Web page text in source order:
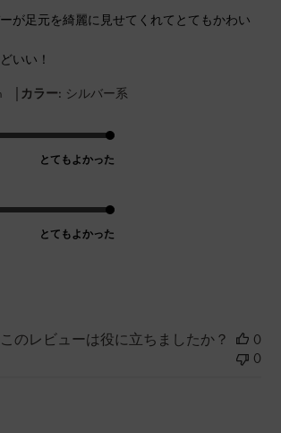
が足元を綺麗に見せてくれてとてもかわい
いい！
| カラー: シルバー系
とてもよかった
とてもよかった
このレビューは役に立ちましたか？
0
0